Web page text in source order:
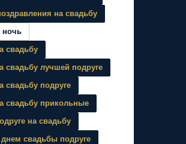
на свадьбу
ночь
свадьбу
свадьбу лучшей подруге
свадьбу подруге
свадьбу прикольные
на свадьбу
днем свадьбы подруге